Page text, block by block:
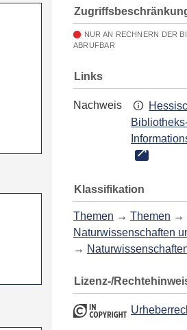
NUR AN RECHNERN DER
ABRUFBAR
Links
Nachweis
Klassifikation
Themen → Themen →
Naturwissenschaften
→
Lizenz-/